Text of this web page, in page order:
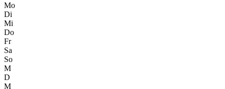
Mo
Di
Mi
Do
Fr
Sa
So
M
D
M